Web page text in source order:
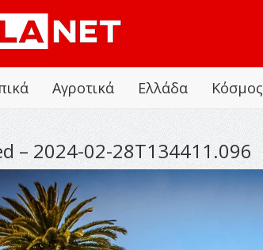
Αγροτικά Ελλάδα Κόσμος
– 2024-02-28T134411.096